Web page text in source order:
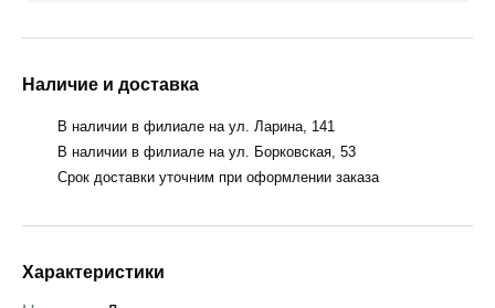
Наличие и доставка
В наличии в филиале на ул. Ларина, 141
В наличии в филиале на ул. Борковская, 53
Срок доставки уточним при оформлении заказа
Характеристики